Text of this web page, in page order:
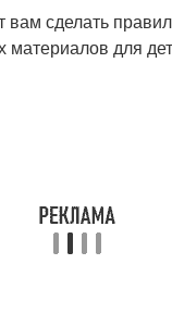
вам сделать
материалов для